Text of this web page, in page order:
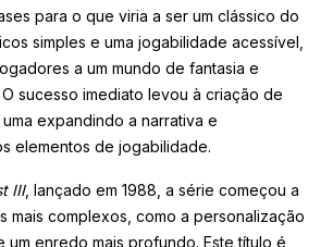
para o que viria a ser um clássico do
simples e uma jogabilidade acessível,
a um mundo de fantasia e
sucesso imediato levou à criação de
expandindo a narrativa e
elementos de jogabilidade.
III, lançado em 1988, a série começou a
mais complexos, como a personalização
um enredo mais profundo. Este título é